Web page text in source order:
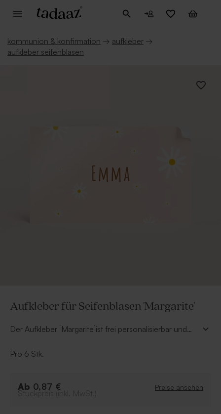
kommunion & konfirmation → aufkleber →
aufkleber seifenblasen
Aufkleber für Seifenblasen 'Margarite'
Der Aufkleber ´Margarite´ist frei personalisierbar und
Pro 6 Stk.
Ab 0,87 € Preise ansehen